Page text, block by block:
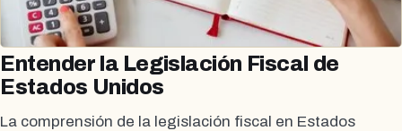
Entender la Legislación Fiscal de
Estados Unidos
La comprensión de la legislación fiscal en Estados